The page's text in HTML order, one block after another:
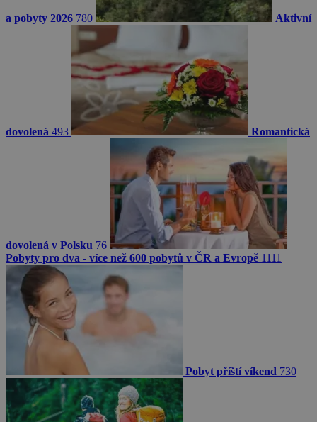
a pobyty 2026 780 Aktivní
dovolená 493 Romantická
dovolená v Polsku 76
Pobyty pro dva - více než 600 pobytů v ČR a Evropě 1111
Pobyt příští víkend 730